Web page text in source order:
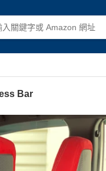
Bar